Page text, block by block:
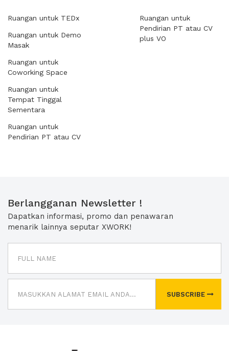
Ruangan untuk TEDx
Ruangan untuk Demo
Masak
Ruangan untuk
Coworking Space
Ruangan untuk
Tempat Tinggal
Sementara
Ruangan untuk
Pendirian PT atau CV
Ruangan untuk
Pendirian PT atau CV
plus VO
Berlangganan Newsletter !
Dapatkan informasi, promo dan penawaran
menarik lainnya seputar XWORK!
SUBSCRIBE